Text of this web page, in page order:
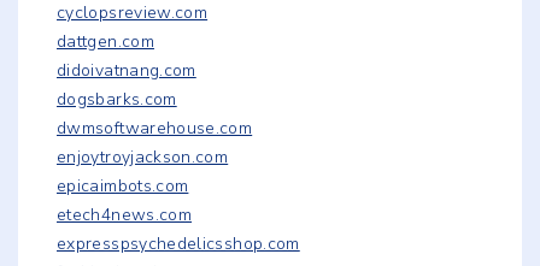
cyclopsreview.com
dattgen.com
didoivatnang.com
dogsbarks.com
dwmsoftwarehouse.com
enjoytroyjackson.com
epicaimbots.com
etech4news.com
expresspsychedelicsshop.com